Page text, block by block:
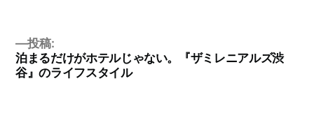
投
投稿:
泊まるだけがホテルじゃない。『ザミレニアルズ渋
谷』のライフスタイル